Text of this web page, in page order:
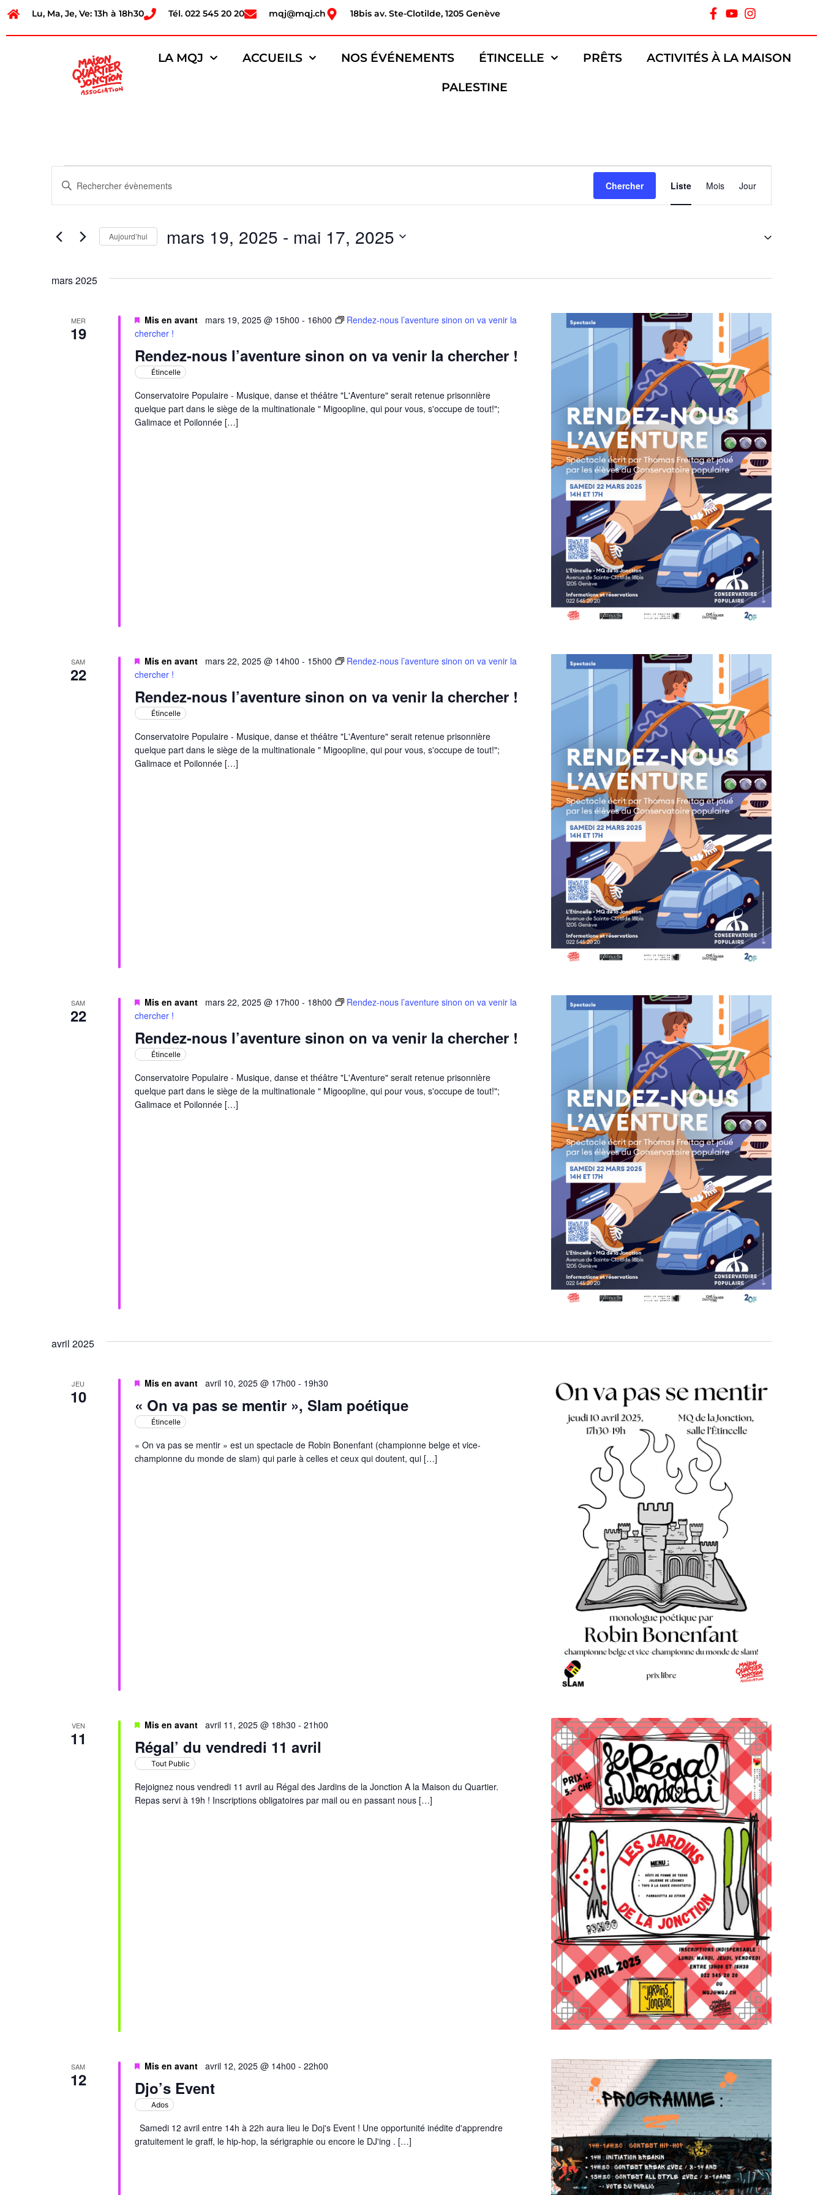
Lu, Ma, Je, Ve: 13h à 18h30 Tél. 022 545 20 20 mqj@mqj.ch 18bis av. Ste-Clotilde, 1205 Genève
LA MQJ ACCUEILS NOS ÉVÉNEMENTS ÉTINCELLE PRÊTS ACTIVITÉS À LA MAISON
PALESTINE
Recherche
et
navigation
de
Saisir
mot-
Rechercher
mot-
Chercher
de
Évènement
Liste Mois Jour
Aujourd’hui mars 19, 2025 - mai 17, 2025
mars 2025
MER
19
Rendez-nous l’aventure sinon on va venir la chercher !
Mis en avant mars 19, 2025 @ 15h00 - 16h00
Rendez-nous l’aventure sinon on va venir la
chercher !
Étincelle
Conservatoire Populaire - Musique, danse et théâtre "L'Aventure" serait retenue prisonnière
quelque part dans le siège de la multinationale " Migoopline, qui pour vous, s'occupe de tout!";
Galimace et Poilonnée […]
SAM
22
Rendez-nous l’aventure sinon on va venir la chercher !
Mis en avant mars 22, 2025 @ 14h00 - 15h00
Rendez-nous l’aventure sinon on va venir la
chercher !
Étincelle
Conservatoire Populaire - Musique, danse et théâtre "L'Aventure" serait retenue prisonnière
quelque part dans le siège de la multinationale " Migoopline, qui pour vous, s'occupe de tout!";
Galimace et Poilonnée […]
SAM
22
Rendez-nous l’aventure sinon on va venir la chercher !
Mis en avant mars 22, 2025 @ 17h00 - 18h00
Rendez-nous l’aventure sinon on va venir la
chercher !
Étincelle
Conservatoire Populaire - Musique, danse et théâtre "L'Aventure" serait retenue prisonnière
quelque part dans le siège de la multinationale " Migoopline, qui pour vous, s'occupe de tout!";
Galimace et Poilonnée […]
avril 2025
JEU
10 « On va pas se mentir », Slam poétique
Mis en avant avril 10, 2025 @ 17h00 - 19h30
Étincelle
« On va pas se mentir » est un spectacle de Robin Bonenfant (championne belge et vice-
championne du monde de slam) qui parle à celles et ceux qui doutent, qui […]
VEN
11 Régal’ du vendredi 11 avril
Mis en avant avril 11, 2025 @ 18h30 - 21h00
Tout Public
Rejoignez nous vendredi 11 avril au Régal des Jardins de la Jonction A la Maison du Quartier.
Repas servi à 19h ! Inscriptions obligatoires par mail ou en passant nous […]
SAM
12 Djo’s Event
Mis en avant avril 12, 2025 @ 14h00 - 22h00
Ados
Samedi 12 avril entre 14h à 22h aura lieu le Doj's Event ! Une opportunité inédite d'apprendre
gratuitement le graff, le hip-hop, la sérigraphie ou encore le DJ'ing . […]